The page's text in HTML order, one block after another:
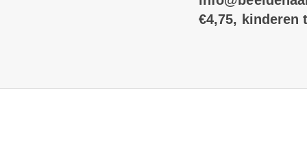
€4,75, kinderen